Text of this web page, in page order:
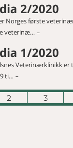
2/2020
Norges første
veterinæ…
1/2020
Veterinærklinikk er
ti…
2 3